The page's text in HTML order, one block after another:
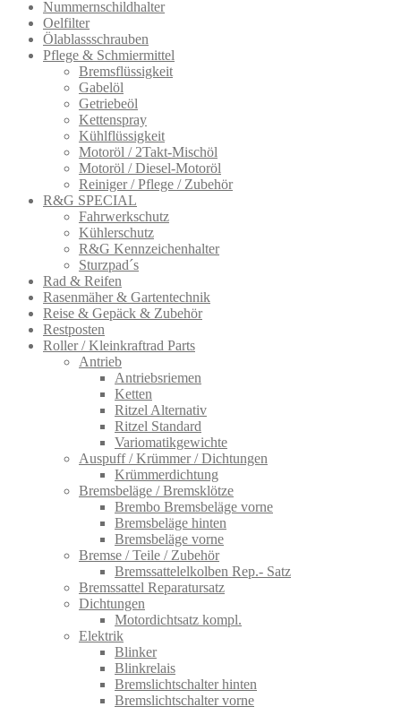
Nummernschildhalter
Oelfilter
Ölablassschra​uben
Pflege & Schmiermittel
Bremsflüssigkeit
Gabelöl
Getriebeöl
Kettenspray
Kühlflüssigkeit
Motoröl / 2Takt-Mischöl
Motoröl / Diesel-Motoröl
Reiniger / Pflege / Zubehör
R&G SPECIAL
Fahrwerkschutz
Kühlerschutz
R&G Kennzeichenhalter
Sturzpad´s
Rad & Reifen
Rasenmäher & Gartentechnik
Reise & Gepäck & Zubehör
Restposten
Roller / Kleinkraftrad Parts
Antrieb
Antriebsriemen
Ketten
Ritzel Alternativ
Ritzel Standard
Variomatikgewichte
Auspuff / Krümmer / Dichtungen
Krümmerdichtung
Bremsbeläge / Bremsklötze
Brembo Bremsbeläge vorne
Bremsbeläge hinten
Bremsbeläge vorne
Bremse / Teile / Zubehör
Bremssattelelkolben Rep.- Satz
Bremssattel Reparatursatz
Dichtungen
Motordichtsatz kompl.
Elektrik
Blinker
Blinkrelais
Bremslichtschalter hinten
Bremslichtschalter vorne